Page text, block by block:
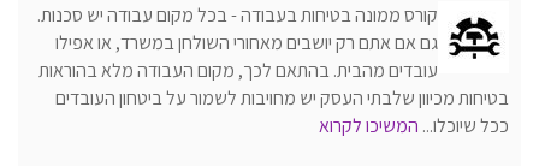
קורס ממונה בטיחות בעבודה - בכל מקום עבודה יש סכנות.
גם אם אתם רק יושבים מאחורי השולחן במשרד, או אפילו
עובדים מהבית. בהתאם לכך, מקום העבודה מלא בהוראות
בטיחות מכיוון שלבתי העסק יש מחויבות לשמור על ביטחון העובדים
ככל שיוכלו... המשיכו לקרוא